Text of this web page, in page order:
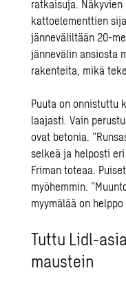
ratkaisuja.
kattoelementtien
jänneväliltään 20-
jännevälin ansiosta
rakenteita, mikä
Puuta on onnistuttu
laajasti. Vain
ovat betonia.
selkeä ja helposti
Friman toteaa.
myöhemmin.
myymälää on
Tuttu Lidl-
maustein